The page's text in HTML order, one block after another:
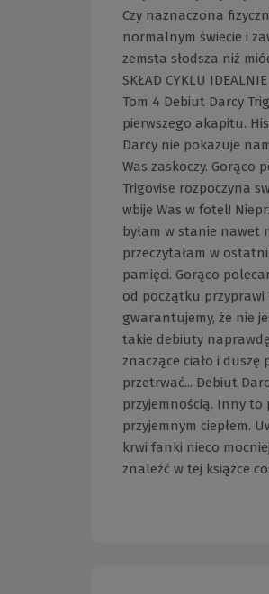
Czy naznaczona
normalnym świecie i
zemsta słodsza niż
SKŁAD CYKLU
Tom 4 Debiut Darcy
pierwszego akapitu.
Darcy nie pokazuje
Was zaskoczy. Gorąco
Trigovise rozpoczyna
wbije Was w fotel!
byłam w stanie nawet
przeczytałam w
pamięci. Gorąco
od początku przyprawi
gwarantujemy, że nie
takie debiuty
znaczące ciało i duszę
przetrwać... Debiut
przyjemnością. Inny to
przyjemnym ciepłem.
krwi fanki nieco
znaleźć w tej książce